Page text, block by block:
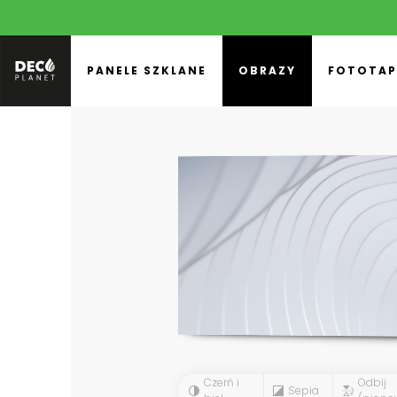
PANELE SZKLANE OBRAZY
Czerń i
Sepia
Odbij